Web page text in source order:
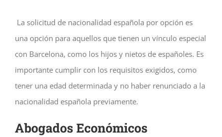
La solicitud de nacionalidad española por opción es
una opción para aquellos que tienen un vínculo especial
con Barcelona, como los hijos y nietos de españoles. Es
importante cumplir con los requisitos exigidos, como
tener una edad determinada y no haber renunciado a la
nacionalidad española previamente.
Abogados Económicos